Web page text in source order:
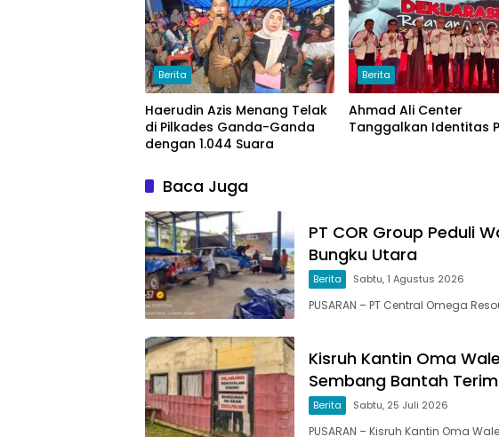
Berita
Haerudin Azis Menang Telak
di Pilkades Ganda-Ganda
dengan 1.044 Suara
Berita
Ahmad Ali Center
Tanggalkan Identitas
Baca Juga
PT COR Group Peduli
Bungku Utara
Berita Sabtu, 1 Agustus 2026
PUSARAN – PT Central Omega
Kisruh Kantin Oma
Sembang Bantah
Berita Sabtu, 25 Juli 2026
PUSARAN – Kisruh Kantin Oma